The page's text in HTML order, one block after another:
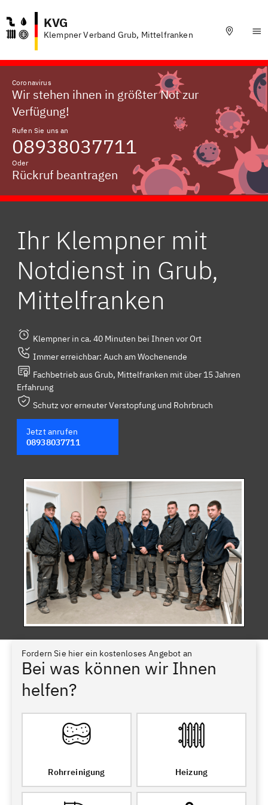
KVG
Klempner Verband Grub, Mittelfranken
Coronavirus
Wir stehen ihnen in größter Not zur
Verfügung!
Rufen Sie uns an
08938037711
Oder
Rückruf beantragen
Ihr Klempner mit
Notdienst in Grub,
Mittelfranken
Klempner in ca. 40 Minuten bei Ihnen vor Ort
Immer erreichbar: Auch am Wochenende
Fachbetrieb aus Grub, Mittelfranken mit über 15 Jahren
Erfahrung
Schutz vor erneuter Verstopfung und Rohrbruch
Jetzt anrufen
08938037711
Fordern Sie hier ein kostenloses Angebot an
Bei was können wir Ihnen
helfen?
Rohrreinigung Heizung